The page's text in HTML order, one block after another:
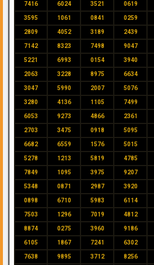
7416 6024 3521 0619
3595 1061 0841 0259
2809 4052 3189 2439
7142 8323 7498 9047
5221 6993 0154 3940
2063 3228 8975 6634
3047 5990 2007 5076
3280 4136 1105 7499
6053 9273 4866 2361
2703 3475 0918 5095
6682 6559 1576 5015
5278 1213 5819 4785
7849 1095 3975 9207
5348 0871 2987 3920
0898 6710 5983 6114
7503 1296 7019 4812
8874 0275 3960 9186
6105 1867 7241 6302
7638 9895 3712 8256